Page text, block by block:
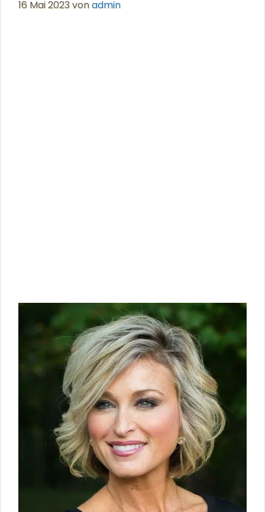
16 Mai 2023vonadmin